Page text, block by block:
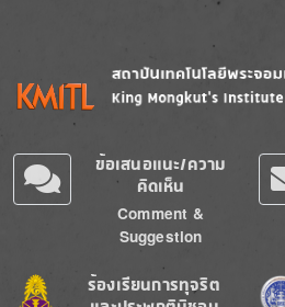
Image
ข้อเสนอแนะ/ความ
คิดเห็น
Comment &
Suggestion
Image
ร้องเรียนการทุจริต